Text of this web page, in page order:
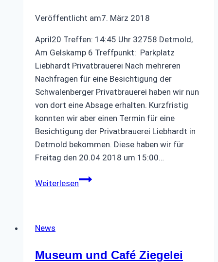
Veröffentlicht am7. März 2018
April20 Treffen: 14:45 Uhr 32758 Detmold,
Am Gelskamp 6 Treffpunkt: Parkplatz
Liebhardt Privatbrauerei Nach mehreren
Nachfragen für eine Besichtigung der
Schwalenberger Privatbrauerei haben wir nun
von dort eine Absage erhalten. Kurzfristig
konnten wir aber einen Termin für eine
Besichtigung der Privatbrauerei Liebhardt in
Detmold bekommen. Diese haben wir für
Freitag den 20.04 2018 um 15:00…
WeiterlesenBrauereibesichtigung
News
Museum und Café Ziegelei